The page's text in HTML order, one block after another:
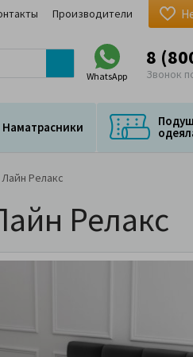
Производители
WhatsApp
8
Звонок
Наматрасники
Релакс
Релакс